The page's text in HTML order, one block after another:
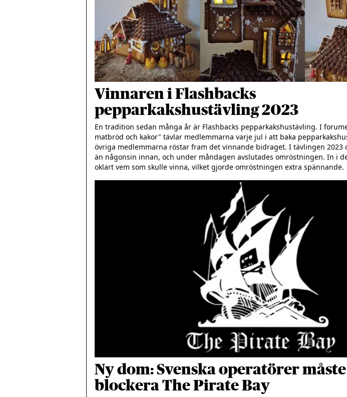
Vinnaren i Flashbacks
pepparkakshustävling 2023
En tradition sedan många år är Flashbacks pepparkakshustävling. I
matbröd och kakor" tävlar medlemmarna varje jul i att baka
övriga medlemmarna röstar fram det vinnande bidraget. I tävlingen 2023
än någonsin innan, och under måndagen avslutades omröstningen. In i
Ny dom: Svenska operatörer måste
blockera The Pirate Bay